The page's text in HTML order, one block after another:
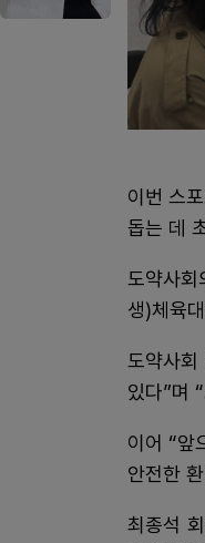
이번 스
돕는 데
도약사
생)체육
도약사회
있다”며
이어 “앞
안전한
최종석